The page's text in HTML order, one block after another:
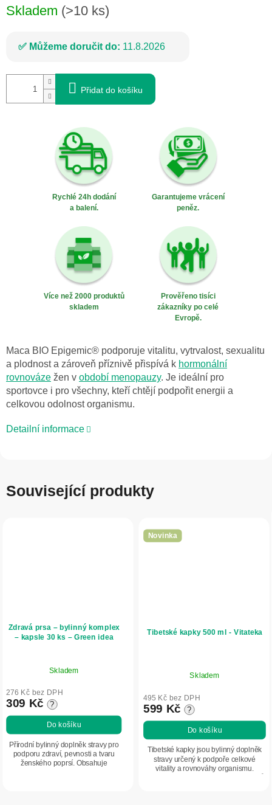
Skladem (>10 ks)
Můžeme doručit do: 11.8.2026
Přidat do košíku
Rychlé 24h dodání
a balení.
Garantujeme vrácení
peněz.
Více než 2000 produktů
skladem
Prověřeno tisíci
zákazníky po celé
Evropě.
Maca BIO Epigemic® podporuje vitalitu, vytrvalost, sexualitu
a plodnost a zároveň příznivě přispívá k hormonální
rovnováze žen v období menopauzy. Je ideální pro
sportovce i pro všechny, kteří chtějí podpořit energii a
celkovou odolnost organismu.
Detailní informace
Související produkty
Zdravá prsa – bylinný komplex
– kapsle 30 ks – Green idea
Skladem
276 Kč bez DPH
309 Kč ?
Do košíku
Přírodní bylinný doplněk stravy pro
podporu zdraví, pevnosti a tvaru
ženského poprsí. Obsahuje
Novinka
Tibetské kapky 500 ml - Vitateka
Skladem
495 Kč bez DPH
599 Kč ?
Do košíku
Tibetské kapky jsou bylinný doplněk
stravy určený k podpoře celkové
vitality a rovnováhy organismu.